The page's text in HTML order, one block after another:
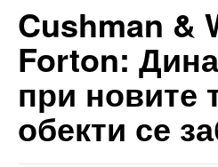
Cushman &
Forton:
при новите
обекти се